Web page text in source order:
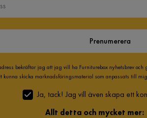
Prenumerera
bekräftar jag att jag vill ha Furniturebox nyhetsbrev
kunna skicka marknadsföringsmaterial som anpassats till
Ja, tack! Jag vill även skapa ett
Allt detta och mycket mer: